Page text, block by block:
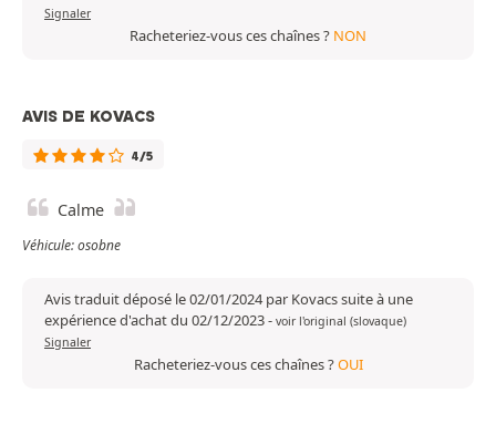
Signaler
Racheteriez-vous ces chaînes ? NON
AVIS DE KOVACS
4/5
Calme
Véhicule: osobne
Avis traduit déposé le 02/01/2024 par Kovacs suite à une
expérience d'achat du 02/12/2023- voir l'original (slovaque)
Signaler
Racheteriez-vous ces chaînes ?OUI